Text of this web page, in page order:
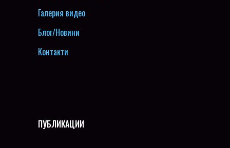
Галерия видео
Блог/Новини
Контакти
ПУБЛИКАЦИИ